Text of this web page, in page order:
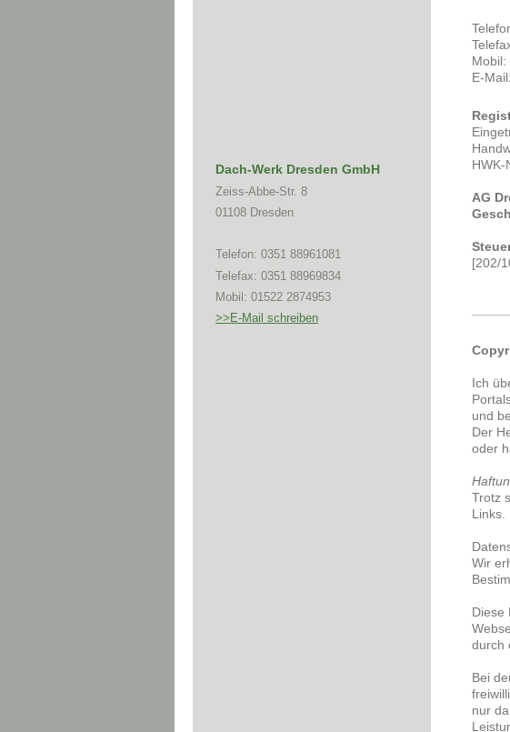
Mobil:
E-Mail:
AG
[202/
Ich
und
Der
oder
Trotz
Links.
Wir
Diese
durch
Bei
nur
Dach-Werk Dresden GmbH
Zeiss-Abbe-Str. 8
01108 Dresden
Telefon: 0351 88961081
Telefax: 0351 88969834
Mobil: 01522 2874953
>>E-Mail schreiben